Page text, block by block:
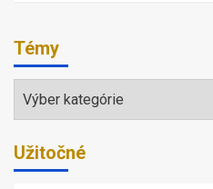
Témy
Užitočné